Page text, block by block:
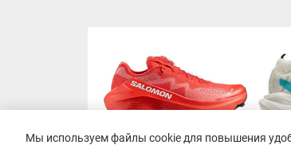
Мы используем файлы cookie для повышения